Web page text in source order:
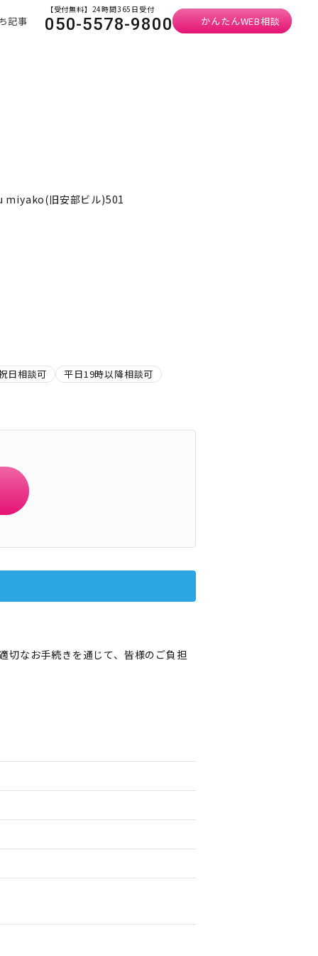
記事
【受付無料】24時間365日受付
050-5578-9800 かんたんWEB相談
旧安部ビル)501
日相談可 平日19時以降相談可
切なお手続きを通じて、皆様のご負担